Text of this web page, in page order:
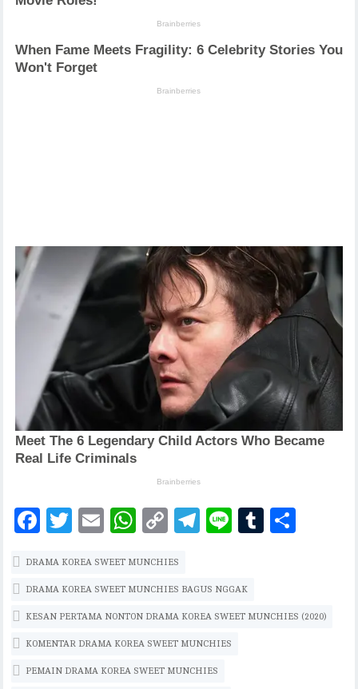
F
eb
oo
k
T
it
te
r
E
ai
l
W
at
s
A
p
p
C
p
y
Li
n
k
T
ra
m
Li T
r
DRAMA KOREA SWEET MUNCHIES
DRAMA KOREA SWEET MUNCHIES BAGUS NGGAK
KESAN PERTAMA NONTON DRAMA KOREA SWEET MUNCHIES (2020)
KOMENTAR DRAMA KOREA SWEET MUNCHIES
PEMAIN DRAMA KOREA SWEET MUNCHIES